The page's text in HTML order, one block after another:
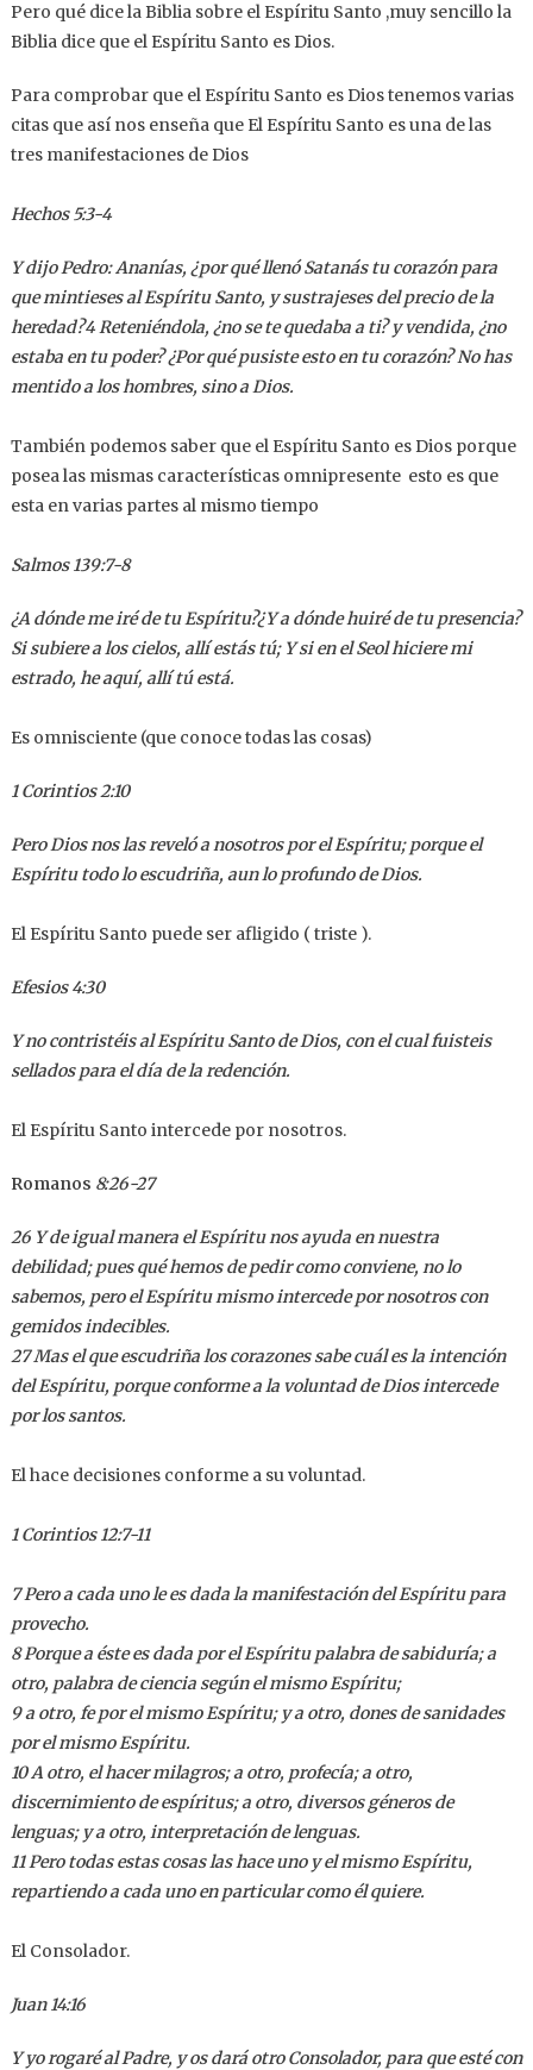
Pero qué dice la Biblia sobre el Espíritu Santo ,muy sencillo la
Biblia dice que el Espíritu Santo es Dios.
Para comprobar que el Espíritu Santo es Dios tenemos varias
citas que así nos enseña que El Espíritu Santo es una de las
tres manifestaciones de Dios
Hechos 5:3-4
Y dijo Pedro: Ananías, ¿por qué llenó Satanás tu corazón para
que mintieses al Espíritu Santo, y sustrajeses del precio de la
heredad?4 Reteniéndola, ¿no se te quedaba a ti? y vendida, ¿no
estaba en tu poder? ¿Por qué pusiste esto en tu corazón? No has
mentido a los hombres, sino a Dios.
También podemos saber que el Espíritu Santo es Dios porque
posea las mismas características omnipresente esto es que
esta en varias partes al mismo tiempo
Salmos 139:7-8
¿A dónde me iré de tu Espíritu?¿Y a dónde huiré de tu presencia?
Si subiere a los cielos, allí estás tú; Y si en el Seol hiciere mi
estrado, he aquí, allí tú está.
Es omnisciente (que conoce todas las cosas)
1 Corintios 2:10
Pero Dios nos las reveló a nosotros por el Espíritu; porque el
Espíritu todo lo escudriña, aun lo profundo de Dios.
El Espíritu Santo puede ser afligido ( triste ).
Efesios 4:30
Y no contristéis al Espíritu Santo de Dios, con el cual fuisteis
sellados para el día de la redención.
El Espíritu Santo intercede por nosotros.
Romanos 8:26-27
26 Y de igual manera el Espíritu nos ayuda en nuestra
debilidad; pues qué hemos de pedir como conviene, no lo
sabemos, pero el Espíritu mismo intercede por nosotros con
gemidos indecibles.
27 Mas el que escudriña los corazones sabe cuál es la intención
del Espíritu, porque conforme a la voluntad de Dios intercede
por los santos.
El hace decisiones conforme a su voluntad.
1 Corintios 12:7-11
7 Pero a cada uno le es dada la manifestación del Espíritu para
provecho.
8 Porque a éste es dada por el Espíritu palabra de sabiduría; a
otro, palabra de ciencia según el mismo Espíritu;
9 a otro, fe por el mismo Espíritu; y a otro, dones de sanidades
por el mismo Espíritu.
10 A otro, el hacer milagros; a otro, profecía; a otro,
discernimiento de espíritus; a otro, diversos géneros de
lenguas; y a otro, interpretación de lenguas.
11 Pero todas estas cosas las hace uno y el mismo Espíritu,
repartiendo a cada uno en particular como él quiere.
El Consolador.
Juan 14:16
Y yo rogaré al Padre, y os dará otro Consolador, para que esté con